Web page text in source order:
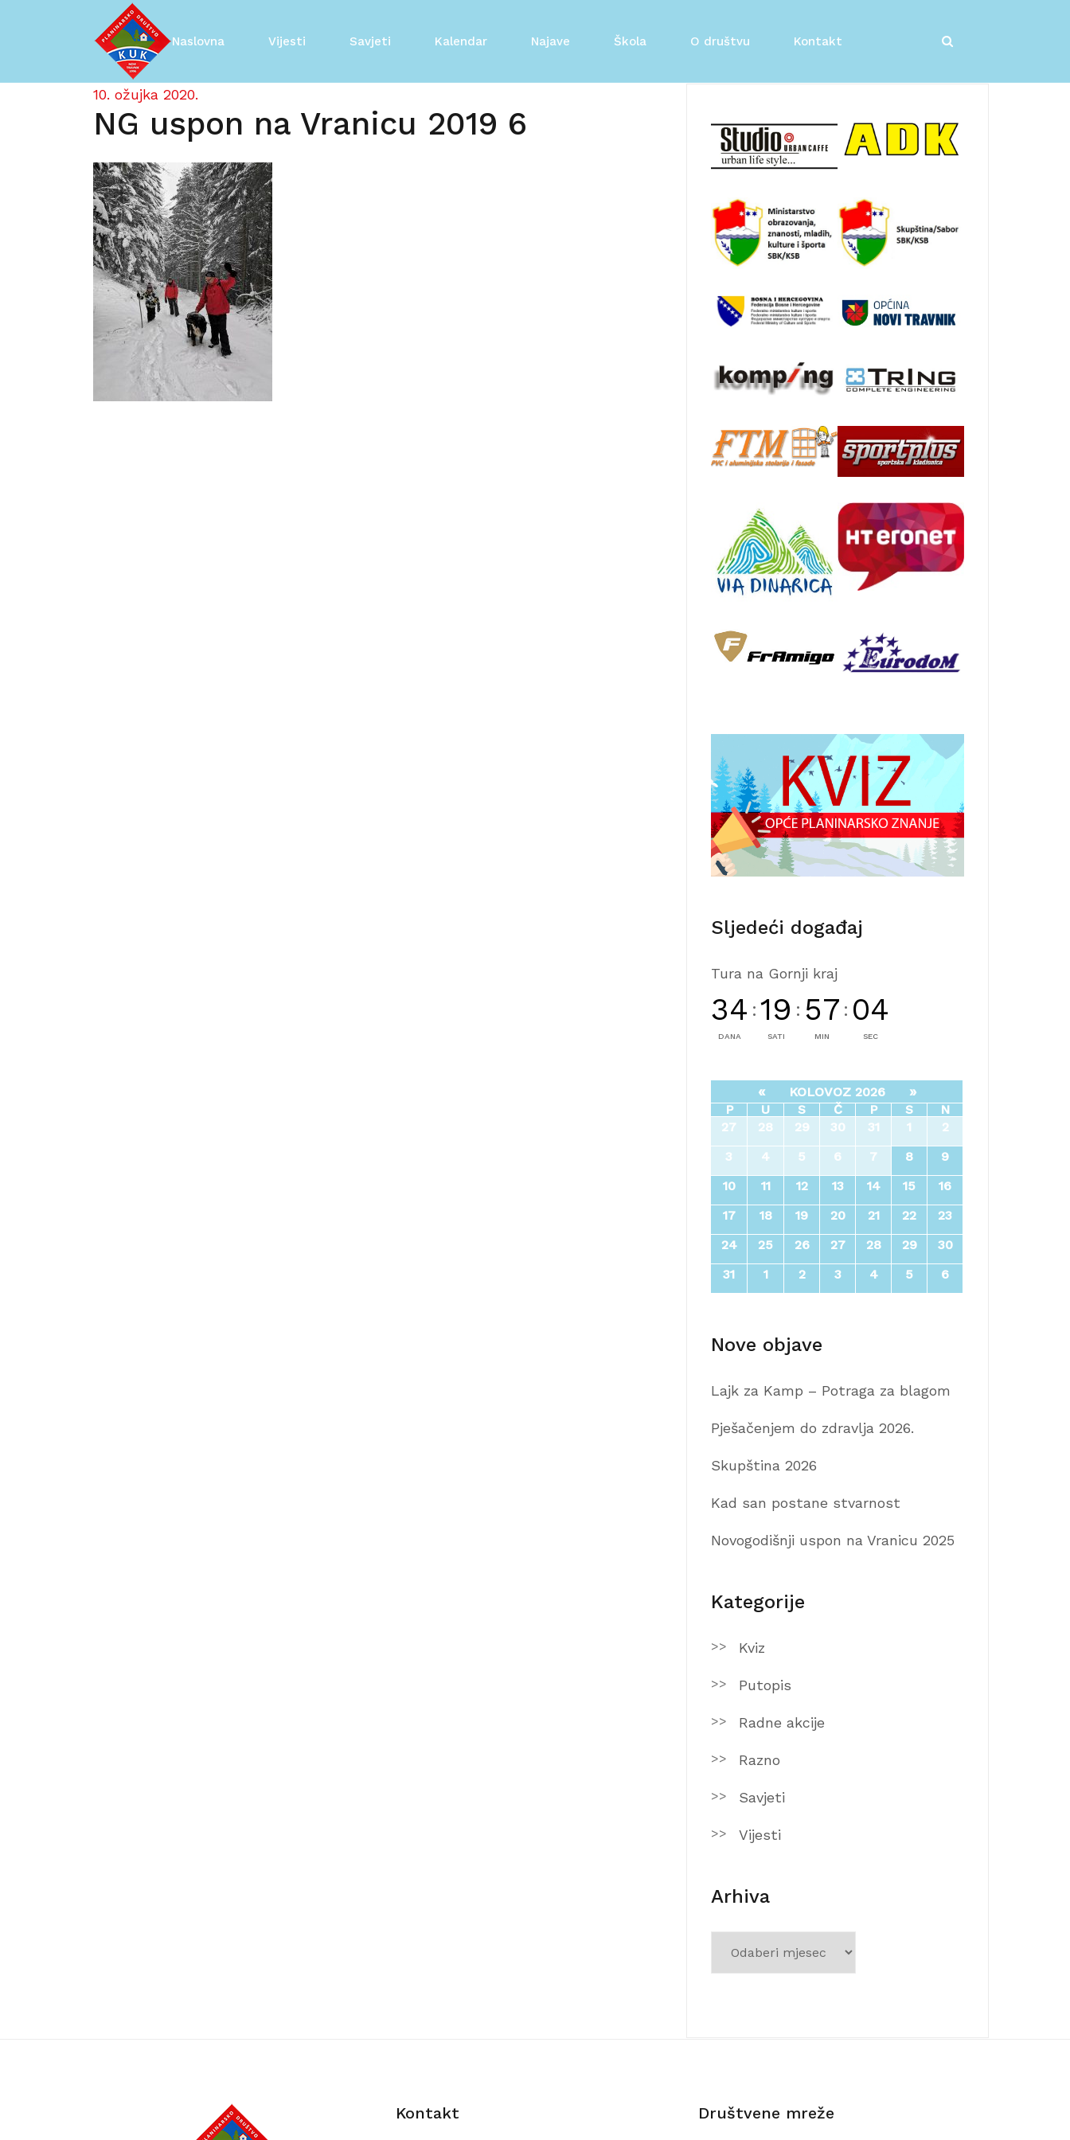
Naslovna Vijesti Savjeti Kalendar Najave Škola O društvu Kontakt
10. ožujka 2020.
NG uspon na Vranicu 2019 6
Sljedeći događaj
Tura na Gornji kraj
34
DANA
: 19
SATI
: 57
MIN
: 04
SEC
« KOLOVOZ 2026 »
P U S Č P S
N
27
28 29 30 31 1
2
3
4 5 6 7 8
9
10
11 12 13 14 15
16
17
18 19 20 21 22
23
24
25 26 27 28 29
30
31
1 2 3 4 5 6
Nove objave
Lajk za Kamp – Potraga za blagom
Pješačenjem do zdravlja 2026.
Skupština 2026
Kad san postane stvarnost
Novogodišnji uspon na Vranicu 2025
Kategorije
Kviz
Putopis
Radne akcije
Razno
Savjeti
Vijesti
Arhiva
Kontakt Društvene mreže